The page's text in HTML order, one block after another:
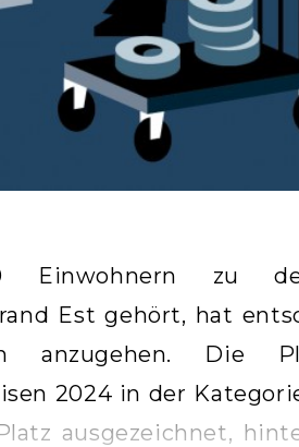
Einwohnern zu
Est gehört, hat
anzugehen. Die
2024 in der
ausgezeichnet,